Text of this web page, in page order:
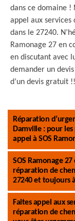
dans ce domaine !
appel aux services
dans le 27240.
Ramonage 27 en
en discutant avec
demander un
d’un devis gratuit !!
Réparation
Damville : pour
appel à SOS
SOS Ramonage
réparation de
27240 et toujours
Faites appel aux
réparation de